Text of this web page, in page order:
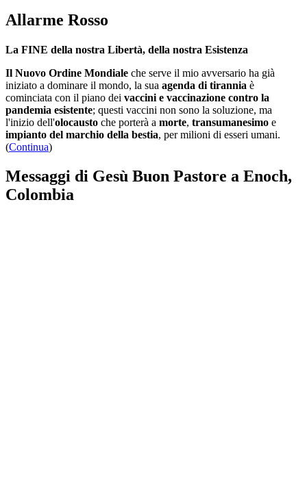
Allarme Rosso
La FINE della nostra Libertà, della nostra Esistenza
Il Nuovo Ordine Mondiale che serve il mio avversario ha già
iniziato a dominare il mondo, la sua agenda di tirannia è
cominciata con il piano dei vaccini e vaccinazione contro la
pandemia esistente; questi vaccini non sono la soluzione, ma
l'inizio dell'olocausto che porterà a morte, transumanesimo e
impianto del marchio della bestia, per milioni di esseri umani.
(Continua)
Messaggi di Gesù Buon Pastore a Enoch,
Colombia